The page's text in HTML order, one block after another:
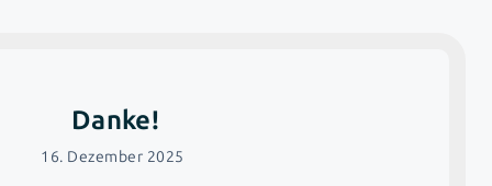
Danke!
16. Dezember 2025